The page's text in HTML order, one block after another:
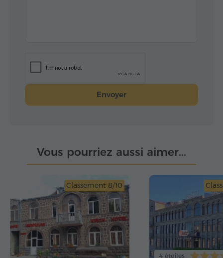
Envoyer
Vous pourriez aussi aimer...
Classement 8/10
4 étoiles